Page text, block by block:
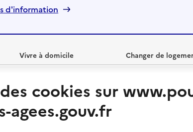
d'information
Vivre à domicile
Bénéficier d'aide à domicile
Bénéficier de soins à domicile
Aides financières
Changer de
Vivre dans une
cookies sur
agees.gouv.fr